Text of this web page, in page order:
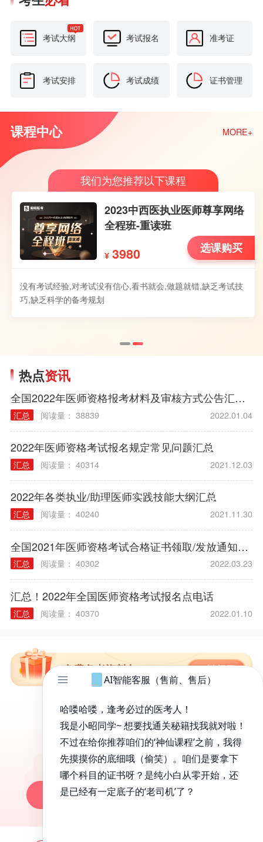
考试大纲 考试报名 准考证
考试安排 考试成绩 证书管理
课程中心 MORE+
我们为您推荐以下课程
2023中西医执业医师尊享网络
全程班-重读班
¥ 3980 选课购买
没有考试经验,对考试没有信心,看书就会,做题就错,缺乏考试技
巧,缺乏科学的备考规划
热点资讯
汇总 阅读量： 38839 2022.01.04
2022年医师资格考试报名规定常见问题汇总
汇总 阅读量： 40314 2021.12.03
2022年各类执业/助理医师实践技能大纲汇总
汇总 阅读量： 40240 2021.11.30
汇总 阅读量： 40302 2022.03.23
汇总！2022年全国医师资格考试报名点电话
汇总 阅读量： 40370 2022.01.10
免费备考资料包
昭昭医考APP
百万医考生都在用的APP
昭昭题库-随时做，昭神直播-随心学!
一键安装做题